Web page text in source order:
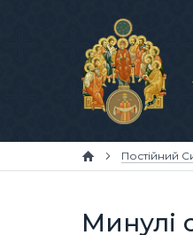
Постійний
Минулі